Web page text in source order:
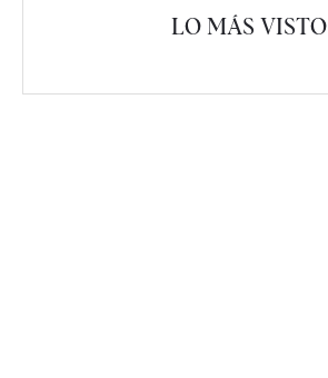
LO MÁS VISTO